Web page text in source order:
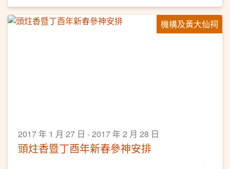
等，內容精彩又豐富。黃大仙祠乃香港歷史悠久的廟宇，
不論是新手或資深導遊從業員，萬勿錯過這場難得的深度
機構及黃大仙祠
2017 年 1 月 27 日 - 2017 年 2 月 28 日
頭炷香暨丁酉年新春參神安排